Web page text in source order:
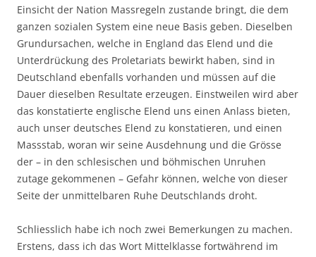
Einsicht der Nation Massregeln zustande bringt, die dem
ganzen sozialen System eine neue Basis geben. Dieselben
Grundursachen, welche in England das Elend und die
Unterdrückung des Proletariats bewirkt haben, sind in
Deutschland ebenfalls vorhanden und müssen auf die
Dauer dieselben Resultate erzeugen. Einstweilen wird aber
das konstatierte englische Elend uns einen Anlass bieten,
auch unser deutsches Elend zu konstatieren, und einen
Massstab, woran wir seine Ausdehnung und die Grösse
der – in den schlesischen und böhmischen Unruhen
zutage gekommenen – Gefahr können, welche von dieser
Seite der unmittelbaren Ruhe Deutschlands droht.
Schliesslich habe ich noch zwei Bemerkungen zu machen.
Erstens, dass ich das Wort Mittelklasse fortwährend im